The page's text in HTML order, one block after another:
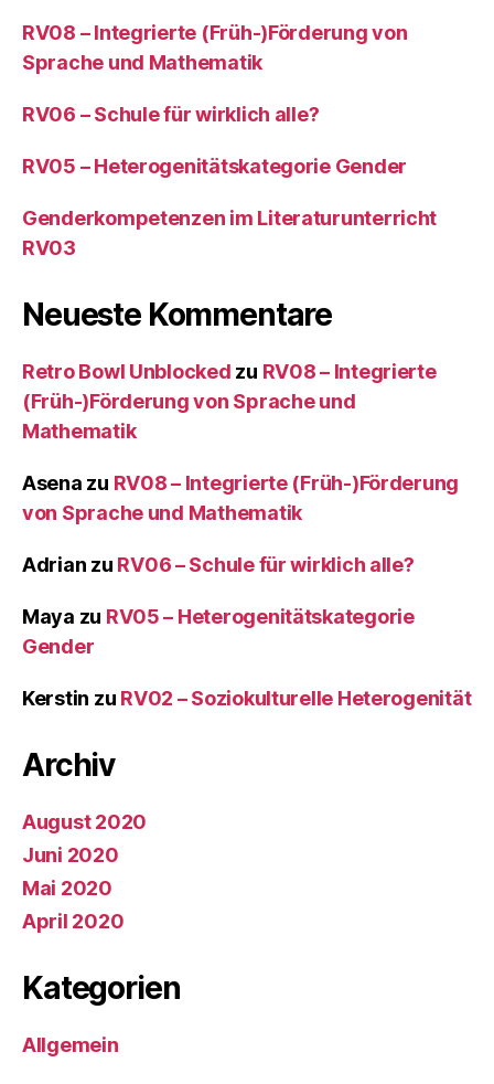
RV08 – Integrierte (Früh-)Förderung von
Sprache und Mathematik
RV06 – Schule für wirklich alle?
RV05 – Heterogenitätskategorie Gender
Genderkompetenzen im Literaturunterricht
RV03
Neueste Kommentare
Retro Bowl Unblocked zu RV08 – Integrierte
(Früh-)Förderung von Sprache und
Mathematik
Asena zu RV08 – Integrierte (Früh-)Förderung
von Sprache und Mathematik
Adrian zu RV06 – Schule für wirklich alle?
Maya zu RV05 – Heterogenitätskategorie
Gender
Kerstin zu RV02 – Soziokulturelle Heterogenität
Archiv
August 2020
Juni 2020
Mai 2020
April 2020
Kategorien
Allgemein